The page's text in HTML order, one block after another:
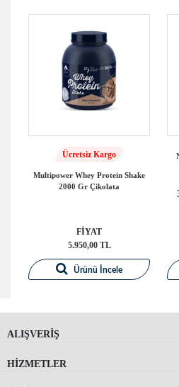
Ücretsiz Kargo
Multipower Whey Protein Shake
2000 Gr Çikolata
FİYAT
5.950,00 TL
Ürünü İncele
ALIŞVERİŞ
HİZMETLER